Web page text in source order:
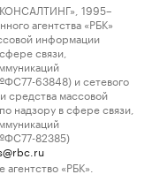
1995–
агентства «РБК»
информации
связи,
63848) и сетевого
средства массовой
надзору в сфере связи,
82385)
«РБК».